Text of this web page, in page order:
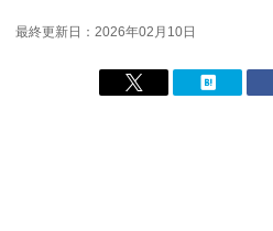
最終更新日：2026年02月10日